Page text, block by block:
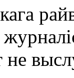
не